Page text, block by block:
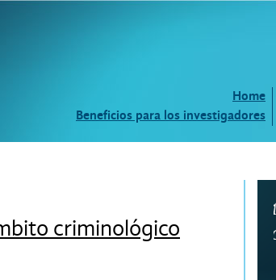
Home
Beneficios para los investigadores
criminológico
Contacta con nosotros.